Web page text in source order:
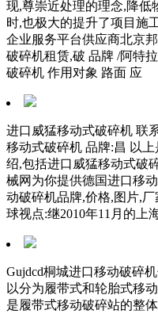
现,尊崇近处理的理念,降低
时,也极大的提升了项目施
企业服务平台供应商北京
破碎机租赁,破 品牌 /阿特
破碎机 作用对象 路面 应
进口威猛移动式破碎机 联
移动式破碎机 品牌:昌 以
绍,包括进口威猛移动式破
械网为你提供德国进口移
动破碎机品牌,价格,图片,
球视点:继2010年11月的上
Gujdcd桐城进口移动破碎
以分为履带式和轮胎式移
是履带式移动破碎站的整